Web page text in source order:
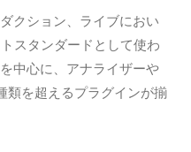
クション、ライブにおい
スタンダードとして使わ
中心に、アナライザーや
類を超えるプラグインが揃